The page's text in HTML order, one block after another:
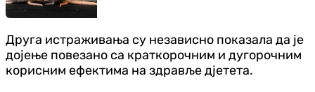
Друга истраживања су независно показала да је
дојење повезано са краткорочним и дугорочним
корисним ефектима на здравље дјетета.